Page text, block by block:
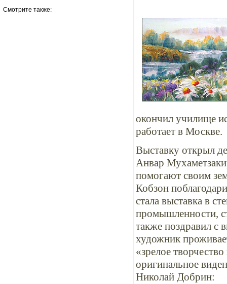
Смотрите также:
окончил училище
работает в Москве.
Выставку открыл
Анвар
помогают своим
Кобзон
стала выставка в
промышленности,
также поздравил с
художник
«зрелое
оригинальное
Николай Добрин: